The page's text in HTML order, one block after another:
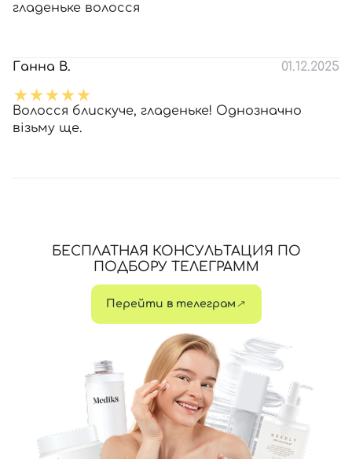
гладеньке волосся
Ганна В. 01.12.2025
Волосся блискуче, гладеньке! Однозначно
візьму ще.
БЕСПЛАТНАЯ КОНСУЛЬТАЦИЯ ПО
ПОДБОРУ ТЕЛЕГРАММ
Перейти в телеграм